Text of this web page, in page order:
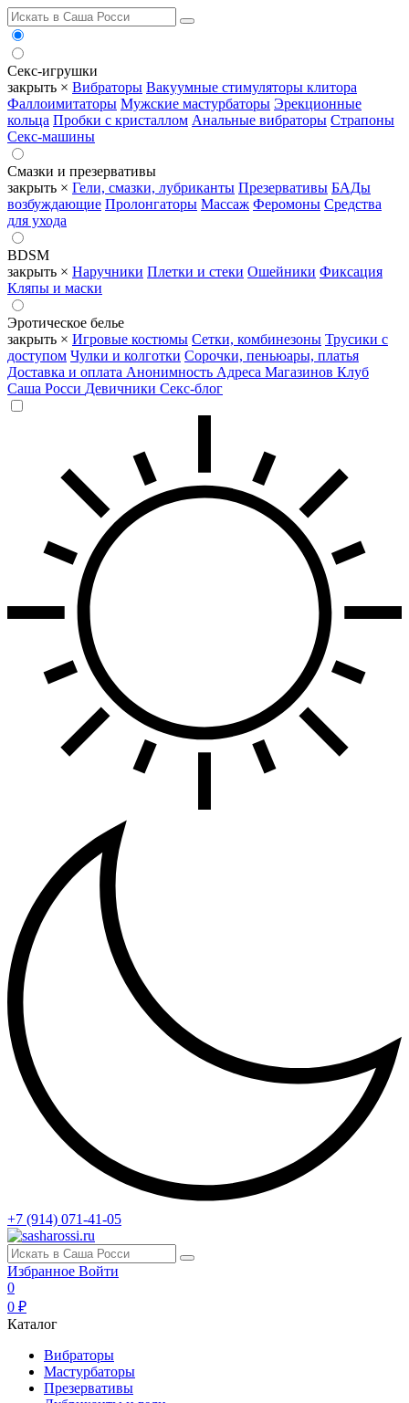
Секс-игрушки
закрыть × Вибраторы Вакуумные стимуляторы клитора
Фаллоимитаторы Мужские мастурбаторы Эрекционные
кольца Пробки с кристаллом Анальные вибраторы Страпоны
Секс-машины
Смазки и презервативы
закрыть × Гели, смазки, лубриканты Презервативы БАДы
возбуждающие Пролонгаторы Массаж Феромоны Средства
для ухода
BDSM
закрыть × Наручники Плетки и стеки Ошейники Фиксация
Кляпы и маски
Эротическое белье
закрыть × Игровые костюмы Сетки, комбинезоны Трусики с
доступом Чулки и колготки Сорочки, пеньюары, платья
Доставка и оплата Анонимность Адреса Магазинов Клуб
Саша Росси Девичники Секс-блог
+7 (914) 071-41-05
Избранное Войти
0
0 ₽
Каталог
Вибраторы
Мастурбаторы
Презервативы